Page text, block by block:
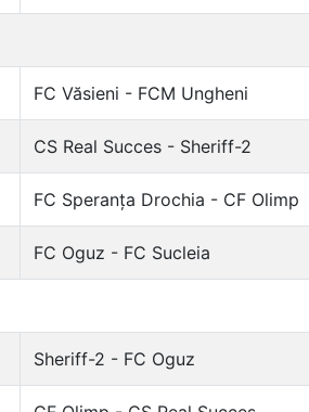
FC Văsieni - FCM Ungheni
CS Real Succes - Sheriff-2
FC Speranța Drochia - CF Olimp
FC Oguz - FC Sucleia
Sheriff-2 - FC Oguz